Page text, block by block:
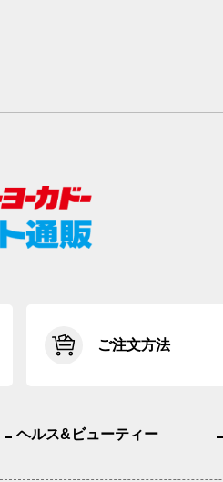
ご注文方法
ヘルス&ビューティー